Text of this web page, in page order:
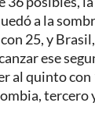
a la
25, y
ese
al quinto con
tercero